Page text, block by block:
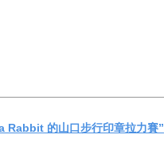
Rabbit 的山口步行印章拉力賽”